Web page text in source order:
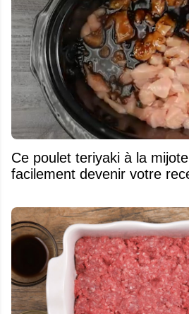
Ce poulet teriyaki à la
facilement devenir votre